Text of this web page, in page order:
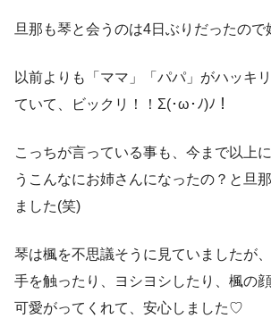
旦那も琴と会うのは4日ぶりだったので
以前よりも「ママ」「パパ」がハッキ
ていて、ビックリ！！Σ(･ω･ﾉ)ﾉ！
こっちが言っている事も、今まで以上
うこんなにお姉さんになったの？と旦
ました(笑)
琴は楓を不思議そうに見ていましたが
手を触ったり、ヨシヨシしたり、楓の
可愛がってくれて、安心しました♡